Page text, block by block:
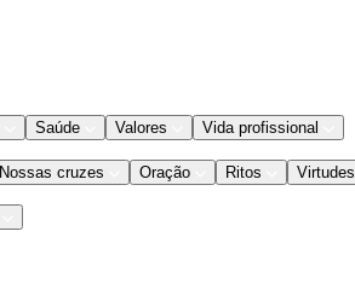
Saúde Valores Vida profissional
Nossas cruzes Oração Ritos Virtudes